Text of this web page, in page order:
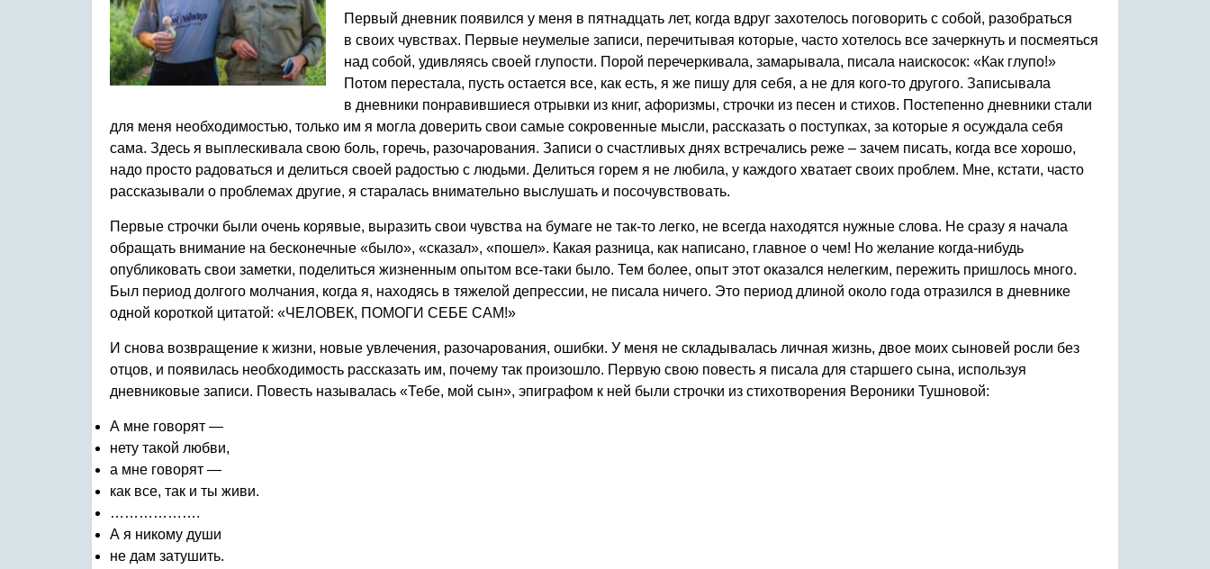
Первый дневник появился у меня в пятнадцать лет, когда вдруг захотелось поговорить с собой, разобраться
в своих чувствах. Первые неумелые записи, перечитывая которые, часто хотелось все зачеркнуть и посмеяться
над собой, удивляясь своей глупости. Порой перечеркивала, замарывала, писала наискосок: «Как глупо!»
Потом перестала, пусть остается все, как есть, я же пишу для себя, а не для кого-то другого. Записывала
в дневники понравившиеся отрывки из книг, афоризмы, строчки из песен и стихов. Постепенно дневники стали
для меня необходимостью, только им я могла доверить свои самые сокровенные мысли, рассказать о поступках, за которые я осуждала себя
сама. Здесь я выплескивала свою боль, горечь, разочарования. Записи о счастливых днях встречались реже – зачем писать, когда все хорошо,
надо просто радоваться и делиться своей радостью с людьми. Делиться горем я не любила, у каждого хватает своих проблем. Мне, кстати, часто
рассказывали о проблемах другие, я старалась внимательно выслушать и посочувствовать.
Первые строчки были очень корявые, выразить свои чувства на бумаге не так-то легко, не всегда находятся нужные слова. Не сразу я начала
обращать внимание на бесконечные «было», «сказал», «пошел». Какая разница, как написано, главное о чем! Но желание когда-нибудь
опубликовать свои заметки, поделиться жизненным опытом все-таки было. Тем более, опыт этот оказался нелегким, пережить пришлось много.
Был период долгого молчания, когда я, находясь в тяжелой депрессии, не писала ничего. Это период длиной около года отразился в дневнике
одной короткой цитатой: «ЧЕЛОВЕК, ПОМОГИ СЕБЕ САМ!»
И снова возвращение к жизни, новые увлечения, разочарования, ошибки. У меня не складывалась личная жизнь, двое моих сыновей росли без
отцов, и появилась необходимость рассказать им, почему так произошло. Первую свою повесть я писала для старшего сына, используя
дневниковые записи. Повесть называлась «Тебе, мой сын», эпиграфом к ней были строчки из стихотворения Вероники Тушновой:
А мне говорят —
нету такой любви,
а мне говорят —
как все, так и ты живи.
……………….
А я никому души
не дам затушить.